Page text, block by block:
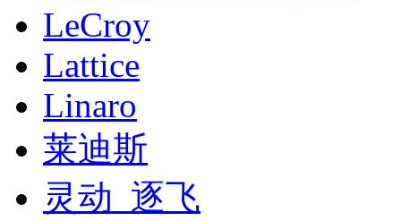
LeCroy
Lattice
Linaro
莱迪斯
灵动_逐飞